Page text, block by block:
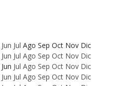
Jun Jul Ago Sep Oct Nov Dic
Jun Jul Ago Sep Oct Nov Dic
Jun Jul Ago Sep Oct Nov Dic
Jun Jul Ago Sep Oct Nov Dic